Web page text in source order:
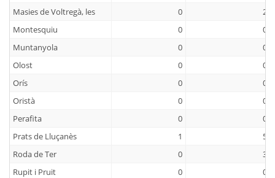
Masies de Voltregà, les
0
2
Montesquiu
0
0
Muntanyola
0
0
Olost
0
0
Orís
0
0
Oristà
0
0
Perafita
0
0
Prats de Lluçanès
1
5
Roda de Ter
0
3
Rupit i Pruit
0
0